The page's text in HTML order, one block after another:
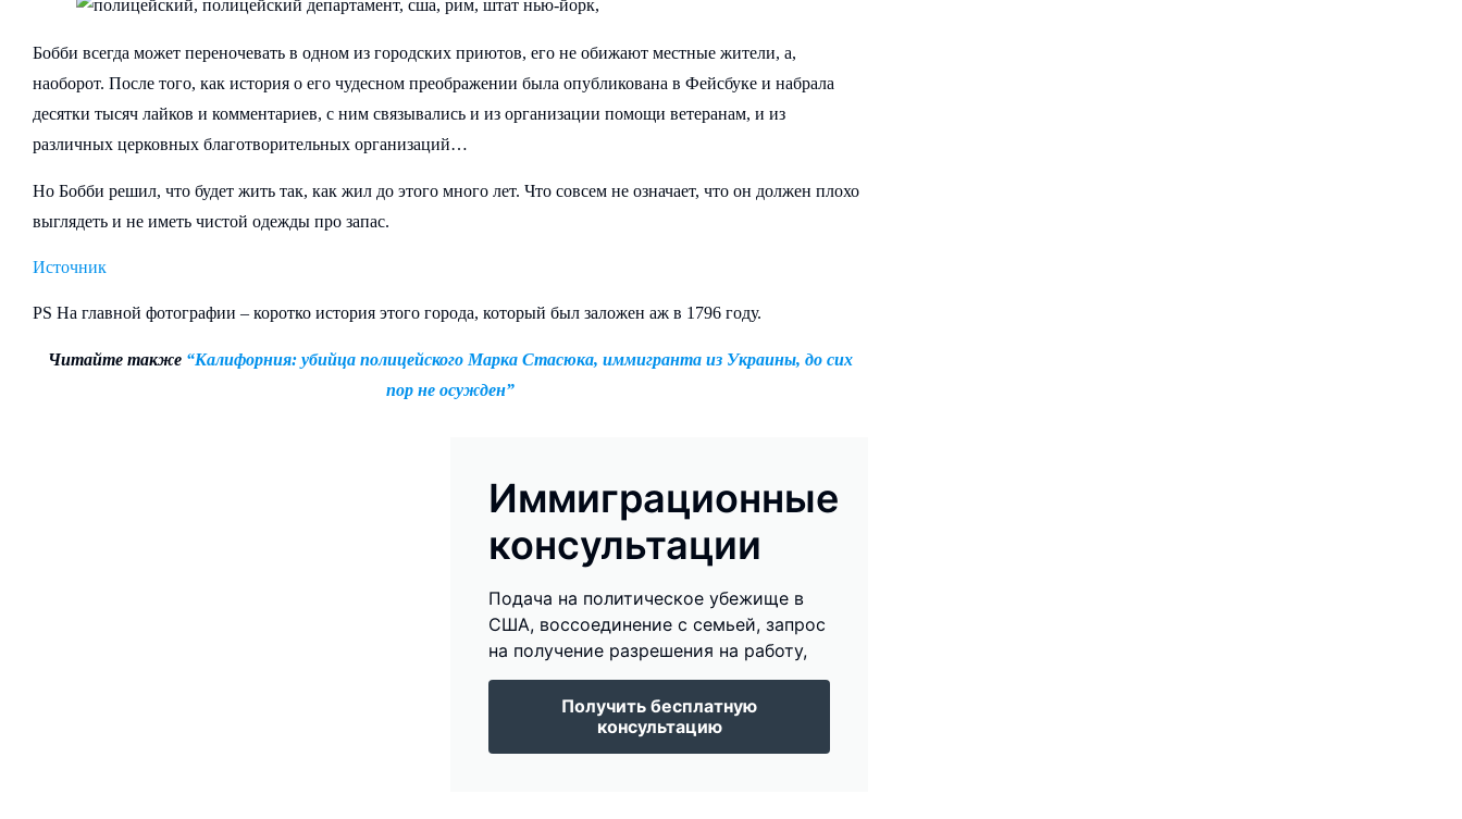
Бобби всегда может переночевать в одном из городских приютов, его не обижают местные жители, а,
наоборот. После того, как история о его чудесном преображении была опубликована в Фейсбуке и набрала
десятки тысяч лайков и комментариев, с ним связывались и из организации помощи ветеранам, и из
различных церковных благотворительных организаций…
Но Бобби решил, что будет жить так, как жил до этого много лет. Что совсем не означает, что он должен плохо
выглядеть и не иметь чистой одежды про запас.
Источник
PS На главной фотографии – коротко история этого города, который был заложен аж в 1796 году.
Читайте также “Калифорния: убийца полицейского Марка Стасюка, иммигранта из Украины, до сих
пор не осужден”
Иммиграционные
консультации
Подача на политическое убежище в
США, воссоединение с семьей, запрос
на получение разрешения на работу,
Получить бесплатную
консультацию